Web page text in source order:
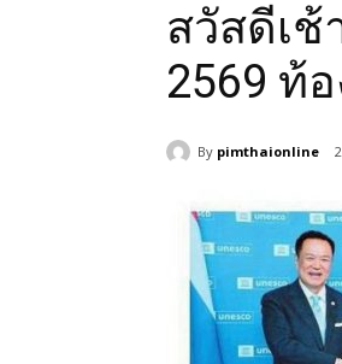
สวัสดีเช้
2569 ท้
By pimthaionline